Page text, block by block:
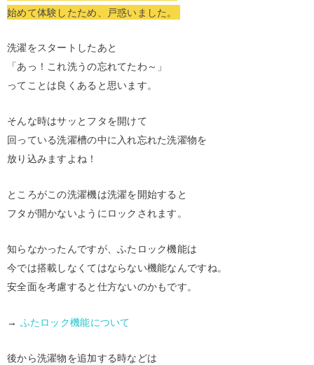
始めて体験したため、戸惑いました。
洗濯をスタートしたあと
「あっ！これ洗うの忘れてたわ～」
ってことは良くあると思います。
そんな時はサッとフタを開けて
回っている洗濯槽の中に入れ忘れた洗濯物を
放り込みますよね！
ところがこの洗濯機は洗濯を開始すると
フタが開かないようにロックされます。
知らなかったんですが、ふたロック機能は
今では搭載しなくてはならない機能なんですね。
安全面を考慮すると仕方ないのかもです。
→ ふたロック機能について
後から洗濯物を追加する時などは